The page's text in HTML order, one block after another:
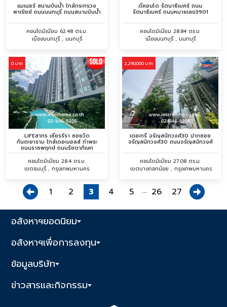
แมเนอร์ สนามบินน้ำ ใกล้กระทรวง
พาณิชย์ ถนนนนทบุรี ถนนสนามบินน้ำ
คอนโดมิเนียม 62.48 ตร.ม.
เมืองนนทบุรี , นนทบุรี
ดีคอนโด รัตนาธิเบศร์ ถนน
รัตนาธิเบศร์ ถนนหมายเลข3901
คอนโดมิเนียม 28.84 ตร.ม.
เมืองนนทบุรี , นนทบุรี
0 บาท
LIFEสาทร เซียรร์รา ซอยวัด
กันตะยาราม ใกล้เดอะมอลล์ ท่าพระ
ถนนราชพฤกษ์ ถนนรัชดาภิเษก
คอนโดมิเนียม 28.4 ตร.ม.
เขตธนบุรี , กรุงเทพมหานคร
2,290,000 บาท
เดอะทรี จรัญสนิทวงศ์30 ปากซอย
จรัญสนิทวงศ์30 ถนนจรัญสนิทวงศ์
คอนโดมิเนียม 27.08 ตร.ม.
เขตบางกอกน้อย , กรุงเทพมหานคร
1 2 3 4 5 ... 26 27
อสังหาฯยอดนิยม
อสังหาฯเพื่อการลงทุน
ข้อมูลบริษัท
ข่าวสารและกิจกรรม